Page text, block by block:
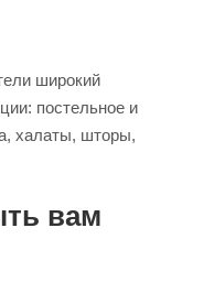
широкий
постельное и
халаты, шторы,
вам